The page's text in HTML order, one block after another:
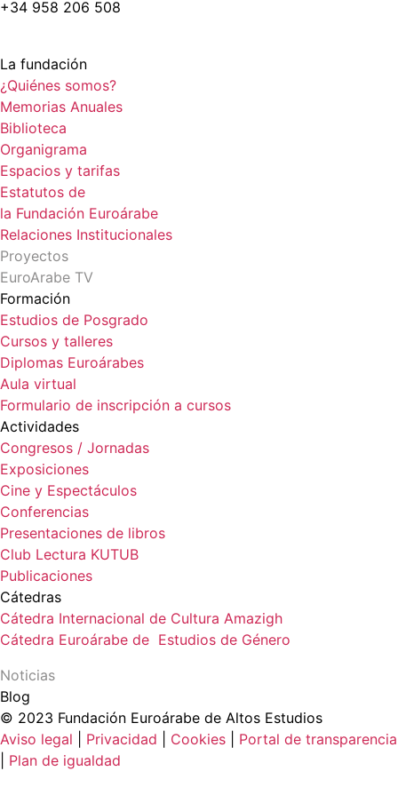
+34 958 206 508
La fundación
¿Quiénes somos?
Memorias Anuales
Biblioteca
Organigrama
Espacios y tarifas
Estatutos de
la Fundación Euroárabe
Relaciones Institucionales
Proyectos
EuroArabe TV
Formación
Estudios de Posgrado
Cursos y talleres
Diplomas Euroárabes
Aula virtual
Formulario de inscripción a cursos
Actividades
Congresos / Jornadas
Exposiciones
Cine y Espectáculos
Conferencias
Presentaciones de libros
Club Lectura KUTUB
Publicaciones
Cátedras
Cátedra Internacional de Cultura Amazigh
Cátedra Euroárabe de Estudios de Género
Noticias
Blog
© 2023 Fundación Euroárabe de Altos Estudios
Aviso legal
Privacidad Cookies
Portal de transparencia
Plan de igualdad